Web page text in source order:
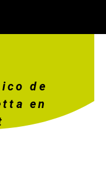
de
en